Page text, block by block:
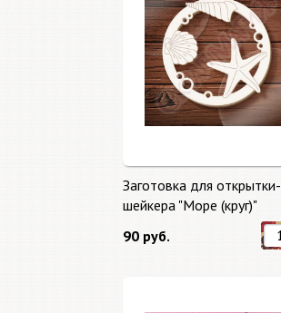
Заготовка для открытки-
шейкера "Море (круг)"
90 руб.